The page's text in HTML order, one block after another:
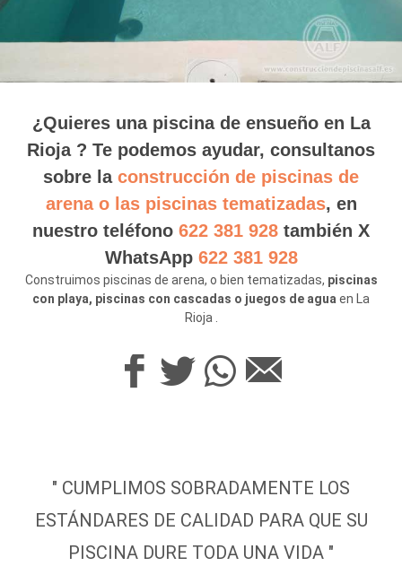
¿Quieres una piscina de ensueño en La
Rioja ? Te podemos ayudar, consultanos
sobre la construcción de piscinas de
arena o las piscinas tematizadas, en
nuestro teléfono 622 381 928 también X
WhatsApp 622 381 928
Construimos piscinas de arena, o bien tematizadas, piscinas
con playa, piscinas con cascadas o juegos de aguaen La
Rioja .
" CUMPLIMOS SOBRADAMENTE LOS
ESTÁNDARES DE CALIDAD PARA QUE SU
PISCINA DURE TODA UNA VIDA "